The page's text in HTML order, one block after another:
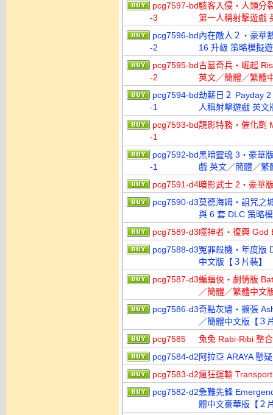
pcg7597-bd
-3
駭客入侵‧人類分
第一人稱射擊遊戲
pcg7596-bd
-2
內在敵人２‧豪華
16 升級 策略模擬
pcg7595-bd
-2
古墓奇兵‧崛起
英文／簡體／繁體
pcg7594-bd
-1
劫薪日２ Payday
人稱射擊遊戲 英文
pcg7593-bd
-1
靚影特務‧催化劑
pcg7592-bd
-1
黑暗靈魂 3‧豪華
戲 英文／簡體／繁
pcg7591-d4暗影武士 2‧豪華
pcg7590-d3莫德海姆‧詛咒之
與 6 套 DLC 策略
pcg7589-d3噬神者‧復興 God
pcg7588-d3冤罪殺機‧年度版
中文版【３片裝】
pcg7587-d3蝙蝠俠‧劇情版
／簡體／繁體中文
pcg7586-d3奇點灰燼‧擴張
／簡體中文版【３
pcg7585
兔兔 Rabi-Ribi 整
pcg7584-d2阿拉亞 ARAYA 懸
pcg7583-d2瘋狂運輸
pcg7582-d2急難先鋒
體中文豪華版【２